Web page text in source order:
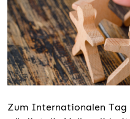
Zum Internationalen Tag